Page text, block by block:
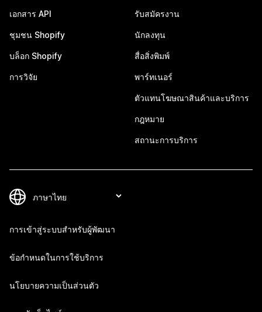
เอกสาร API
ชุมชน Shopify
บล็อก Shopify
การวิจัย
รับสมัครงาน
นักลงทุน
สื่อสิ่งพิมพ์
พาร์ทเนอร์
ตัวแทนโฆษณาสินค้าและบริการ
กฎหมาย
สถานะการบริการ
การเข้าสู่ระบบสำหรับผู้พัฒนา
ข้อกำหนดในการใช้บริการ
นโยบายความเป็นส่วนตัว